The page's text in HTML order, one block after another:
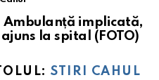
Ambulanță implicată,
la spital (FOTO)
STIRI CAHUL